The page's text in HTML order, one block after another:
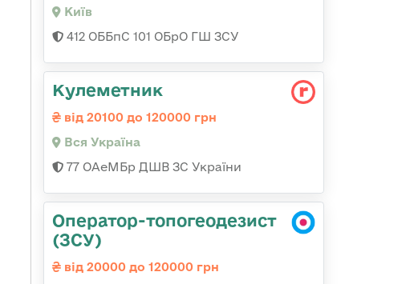
Київ
412 ОББпС 101 ОБрО ГШ ЗСУ
Кулеметник
від 20100 до 120000 грн
Вся Україна
77 ОАеМБр ДШВ ЗС України
Оператор-топогеодезист
(ЗСУ)
від 20000 до 120000 грн